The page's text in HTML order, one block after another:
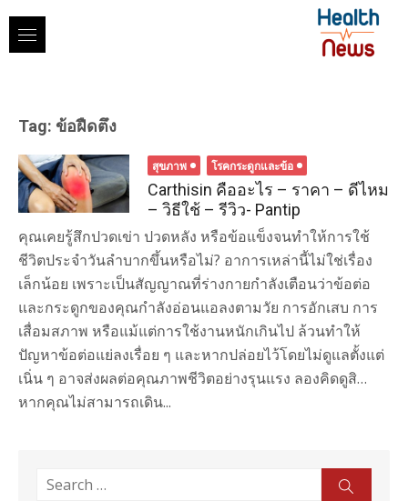
content
Tag: ข้อฝืดตึง
สุขภาพ โรคกระดูกและข้อ
Carthisin คืออะไร – ราคา – ดีไหม
– วิธีใช้ – รีวิว- Pantip
คุณเคยรู้สึกปวดเข่า ปวดหลัง หรือข้อแข็งจนทำให้การใช้
ชีวิตประจำวันลำบากขึ้นหรือไม่? อาการเหล่านี้ไม่ใช่เรื่อง
เล็กน้อย เพราะเป็นสัญญาณที่ร่างกายกำลังเตือนว่าข้อต่อ
และกระดูกของคุณกำลังอ่อนแอลงตามวัย การอักเสบ การ
เสื่อมสภาพ หรือแม้แต่การใช้งานหนักเกินไป ล้วนทำให้
ปัญหาข้อต่อแย่ลงเรื่อย ๆ และหากปล่อยไว้โดยไม่ดูแลตั้งแต่
เนิ่น ๆ อาจส่งผลต่อคุณภาพชีวิตอย่างรุนแรง ลองคิดดูสิ…
หากคุณไม่สามารถเดิน...
Search